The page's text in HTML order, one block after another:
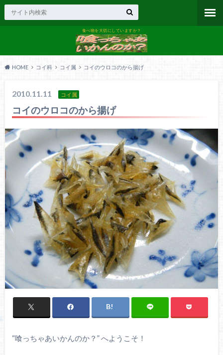
食べ物を大切にしていますか？
HOME コイ科 コイ属 コイのウロコのから揚げ
2010.11.11 コイ属
コイのウロコのから揚げ
“喰っちゃあいかんのか？” へようこそ！